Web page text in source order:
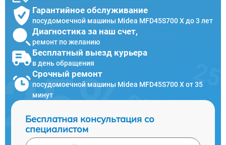
Гарантийное обслуживание
посудомоечной машины Midea MFD45S700 X до 3 лет
Диагностика за наш счет,
ремонт по желанию
Бесплатный выезд курьера
в день обращения
Срочный ремонт
посудомоечной машины Midea MFD45S700 X от 35
минут
Бесплатная консультация со
специалистом